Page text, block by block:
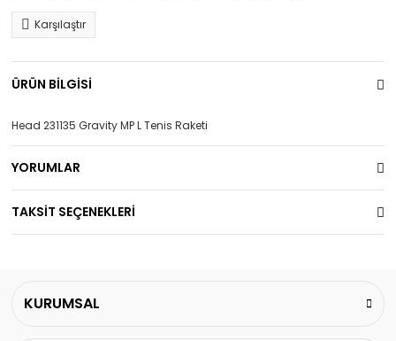
Karşılaştır
ÜRÜN BİLGİSİ
Head 231135 Gravity MP L Tenis Raketi
YORUMLAR
TAKSİT SEÇENEKLERİ
KURUMSAL